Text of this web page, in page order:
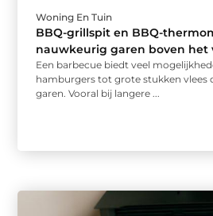
Woning En Tuin
BBQ-grillspit en BBQ-
nauwkeurig garen boven het
Een barbecue biedt veel
hamburgers tot grote stukken vlees
garen. Vooral bij langere ...